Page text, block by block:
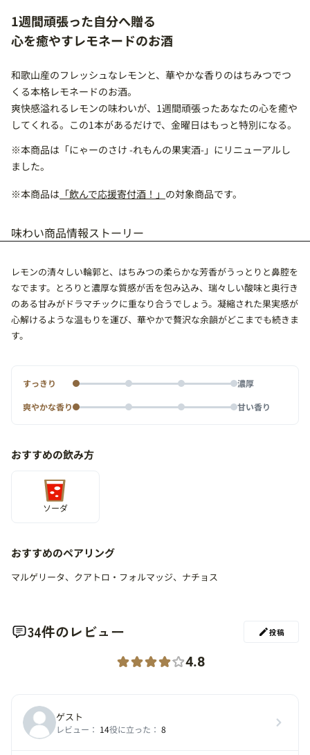
1週間頑張った自分へ贈る
心を癒やすレモネードのお酒
和歌山産のフレッシュなレモンと、華やかな香りのはちみつでつ
くる本格レモネードのお酒。
爽快感溢れるレモンの味わいが、1週間頑張ったあなたの心を癒や
してくれる。この1本があるだけで、金曜日はもっと特別になる。
※本商品は 「にゃーのさけ -れもんの果実酒-」 にリニューアルし
ました。
※本商品は 「飲んで応援寄付酒！」 の対象商品です。
味わい商品情報ストーリー
レモンの清々しい輪郭と、はちみつの柔らかな芳香がうっとりと鼻腔を
なでます。とろりと濃厚な質感が舌を包み込み、瑞々しい酸味と奥行き
のある甘みがドラマチックに重なり合うでしょう。凝縮された果実感が
心解けるような温もりを運び、華やかで贅沢な余韻がどこまでも続きま
す。
すっきり
濃厚
爽やかな香り
甘い香り
おすすめの飲み方
ソーダ
おすすめのペアリング
マルゲリータ、クアトロ・フォルマッジ、ナチョス
34件のレビュー
4.8
投稿
ゲスト
レビュー： 14役に立った： 8